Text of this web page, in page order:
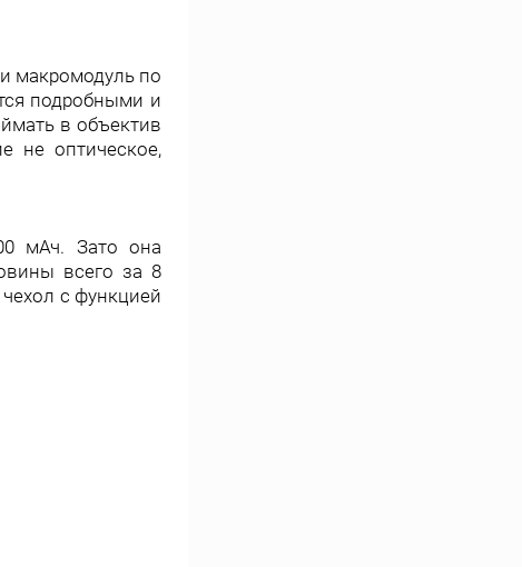
и макромодуль по
подробными и
в объектив
не оптическое,
мАч. Зато она
всего за 8
с функцией